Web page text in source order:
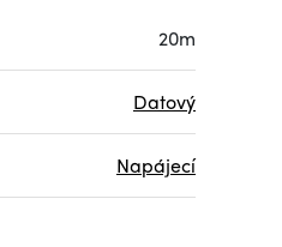
20m
Datový
Napájecí